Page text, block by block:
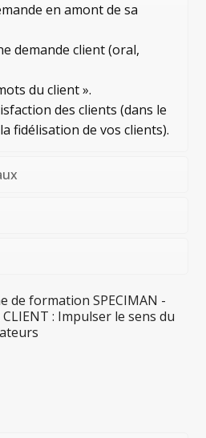
en amont de sa
demande client (oral,
du client ».
des clients (dans le
fidélisation de vos clients).
de formation SPECIMAN -
CLIENT : Impulser le sens du